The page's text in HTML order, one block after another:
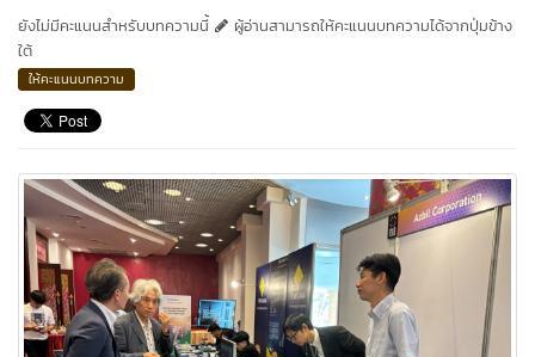
ยังไม่มีคะแนนสำหรับบทความนี้
ผู้อ่านสามารถให้คะแนนบทความได้จากปุ่มข้าง
ใต้
ให้คะแนนบทความ